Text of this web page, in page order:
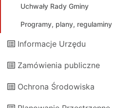
Uchwały Rady Gminy
Programy, plany, regulaminy
Informacje Urzędu
Zamówienia publiczne
Ochrona Środowiska